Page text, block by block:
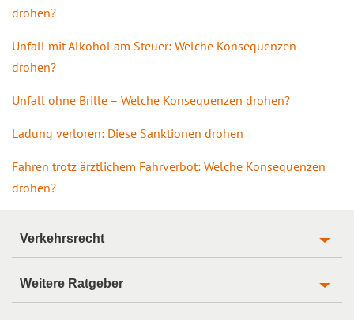
drohen?
Unfall mit Alkohol am Steuer: Welche Konsequenzen
drohen?
Unfall ohne Brille – Welche Konsequenzen drohen?
Ladung verloren: Diese Sanktionen drohen
Fahren trotz ärztlichem Fahrverbot: Welche Konsequenzen
drohen?
Verkehrsrecht
Weitere Ratgeber